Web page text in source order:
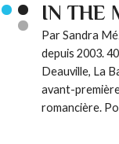
IN THE
Par Sandra
depuis 2003.
Deauville, La
avant-
romancière.